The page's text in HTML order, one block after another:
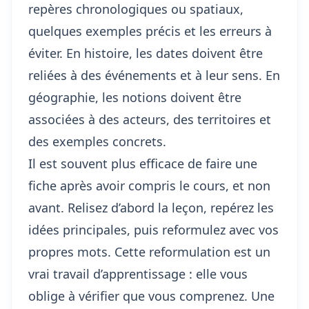
repères chronologiques ou spatiaux,
quelques exemples précis et les erreurs à
éviter. En histoire, les dates doivent être
reliées à des événements et à leur sens. En
géographie, les notions doivent être
associées à des acteurs, des territoires et
des exemples concrets.
Il est souvent plus efficace de faire une
fiche après avoir compris le cours, et non
avant. Relisez d’abord la leçon, repérez les
idées principales, puis reformulez avec vos
propres mots. Cette reformulation est un
vrai travail d’apprentissage : elle vous
oblige à vérifier que vous comprenez. Une